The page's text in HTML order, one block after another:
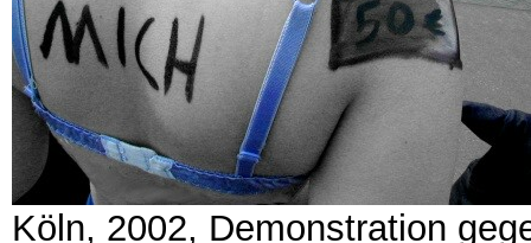
Köln, 2002, Demonstration